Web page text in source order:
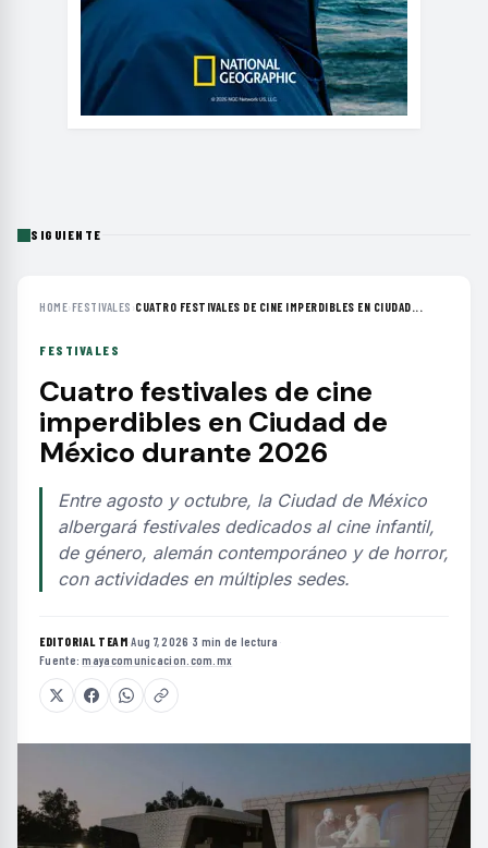
SIGUIENTE
HOME›FESTIVALES ›CUATRO FESTIVALES DE CINE IMPERDIBLES EN CIUDAD...
FESTIVALES
Cuatro festivales de cine
imperdibles en Ciudad de
México durante 2026
Entre agosto y octubre, la Ciudad de México
albergará festivales dedicados al cine infantil,
de género, alemán contemporáneo y de horror,
con actividades en múltiples sedes.
EDITORIAL TEAM·Aug 7, 2026 ·3 min de lectura ·
Fuente:mayacomunicacion.com.mx